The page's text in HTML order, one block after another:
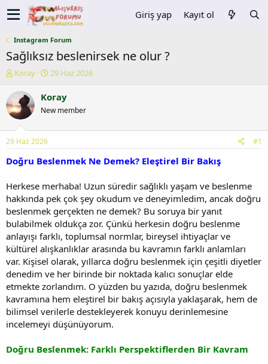
Giriş yap Kayıt ol
Instagram Forum
Sağlıksız beslenirsek ne olur ?
K
n
u
y
b
a
ş
t
a
n
Koray
B
ş
a
ç
r
i
h
i
29 Haz 2026
Koray
New member
29 Haz 2026 #1
Doğru Beslenmek Ne Demek? Eleştirel Bir Bakış
Herkese merhaba! Uzun süredir sağlıklı yaşam ve beslenme
hakkında pek çok şey okudum ve deneyimledim, ancak doğru
beslenmek gerçekten ne demek? Bu soruya bir yanıt
bulabilmek oldukça zor. Çünkü herkesin doğru beslenme
anlayışı farklı, toplumsal normlar, bireysel ihtiyaçlar ve
kültürel alışkanlıklar arasında bu kavramın farklı anlamları
var. Kişisel olarak, yıllarca doğru beslenmek için çeşitli diyetler
denedim ve her birinde bir noktada kalıcı sonuçlar elde
etmekte zorlandım. O yüzden bu yazıda, doğru beslenmek
kavramına hem eleştirel bir bakış açısıyla yaklaşarak, hem de
bilimsel verilerle destekleyerek konuyu derinlemesine
incelemeyi düşünüyorum.
Doğru Beslenmek: Farklı Perspektiflerden Bir Kavram